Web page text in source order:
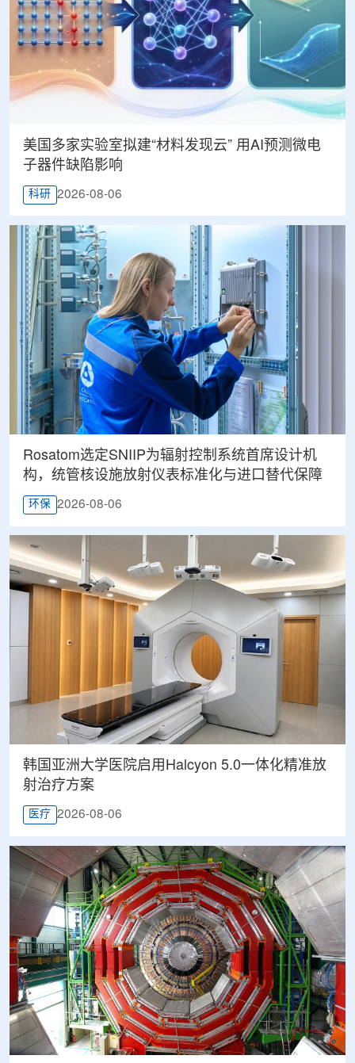
美国多家实验室拟建“材料发现云” 用AI预测微电
子器件缺陷影响
科研 2026-08-06
Rosatom选定SNIIP为辐射控制系统首席设计机
构，统管核设施放射仪表标准化与进口替代保障
环保 2026-08-06
韩国亚洲大学医院启用Halcyon 5.0一体化精准放
射治疗方案
医疗 2026-08-06